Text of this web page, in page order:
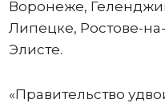
Воронеже,
Липецке, Ростове-
Элисте.
«Правительство